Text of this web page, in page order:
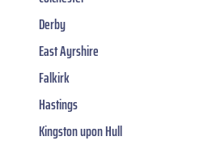
Derby
East Ayrshire
Falkirk
Hastings
Kingston upon Hull